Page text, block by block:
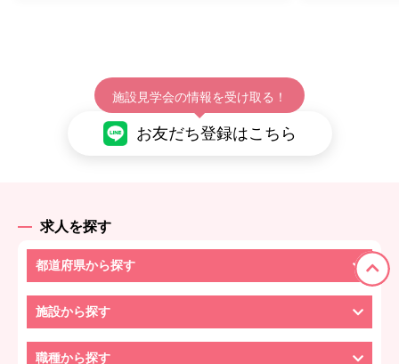
施設見学会の情報を受け取る！
お友だち登録はこちら
求人を探す
都道府県から探す
施設から探す
職種から探す